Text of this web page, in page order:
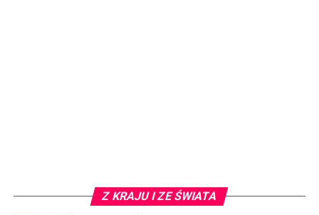
Z KRAJU I ZE ŚWIATA